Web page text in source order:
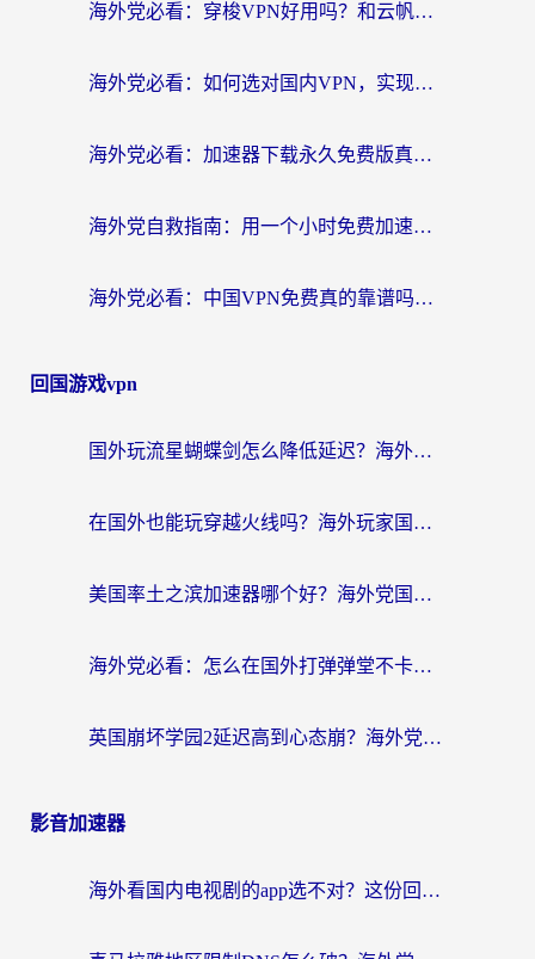
海外党必看：穿梭VPN好用吗？和云帆VPN对比哪个回国效果更好？附真实测评+避坑指南
海外党必看：如何选对国内VPN，实现无缝访问国内资源？
海外党必看：加速器下载永久免费版真的存在吗？教你无缝访问国内资源的正确姿势
海外党自救指南：用一个小时免费加速器，轻松打破国内资源访问壁垒？
海外党必看：中国VPN免费真的靠谱吗？手把手教你选对回国加速器
回国游戏vpn
国外玩流星蝴蝶剑怎么降低延迟？海外党必看的加速秘籍（含欧洲鸣潮&彩虹岛优化攻略）
在国外也能玩穿越火线吗？海外玩家国服游戏畅玩终极指南
美国率土之滨加速器哪个好？海外党国服游戏畅玩终极指南（附多游戏解决方案）
海外党必看：怎么在国外打弹弹堂不卡？番茄加速器亲测指南
英国崩坏学园2延迟高到心态崩？海外党国服游戏加速终极指南
影音加速器
海外看国内电视剧的app选不对？这份回国加速器避坑指南帮你流畅追剧